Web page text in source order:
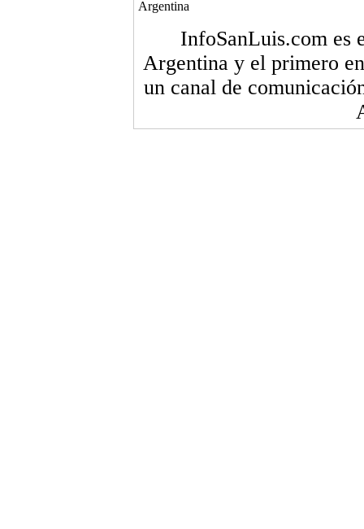
Argentina
InfoSanLuis.com es
Argentina y el primero
un canal de